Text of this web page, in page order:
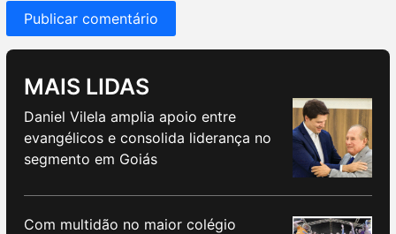
MAIS LIDAS
Daniel Vilela amplia apoio entre
evangélicos e consolida liderança no
segmento em Goiás
Com multidão no maior colégio